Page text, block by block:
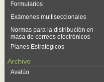
Formularios
Exámenes multiseccionales
Normas para la distribución en
masa de correos electrónicos
Planes Estratégicos
Archivo
Avalúo